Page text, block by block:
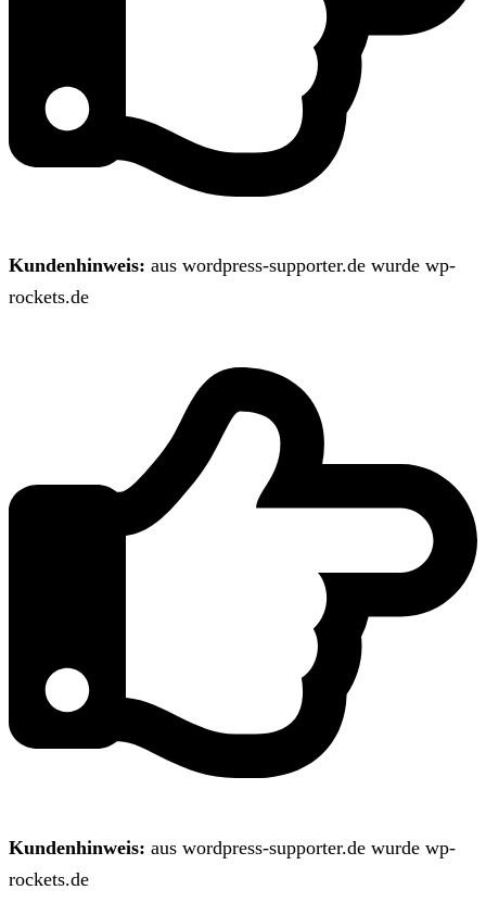
Kundenhinweis: aus wordpress-supporter.de wurde wp-
rockets.de
Kundenhinweis: aus wordpress-supporter.de wurde wp-
rockets.de